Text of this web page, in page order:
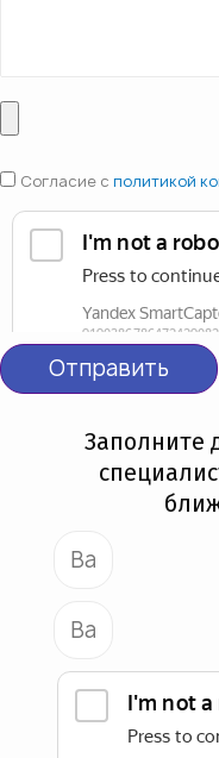
Согласие с политикой
Отправить
Заполните